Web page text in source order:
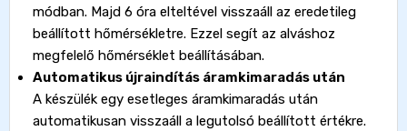
módban. Majd 6 óra elteltével visszaáll az eredetileg
beállított hőmérsékletre. Ezzel segít az alváshoz
megfelelő hőmérséklet beállításában.
Automatikus újraindítás áramkimaradás után
A készülék egy esetleges áramkimaradás után
automatikusan visszaáll a legutolsó beállított értékre.